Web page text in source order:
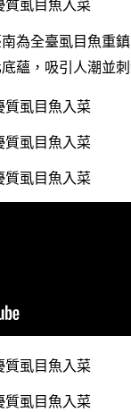
為全臺虱目魚重
蘊，吸引人潮並